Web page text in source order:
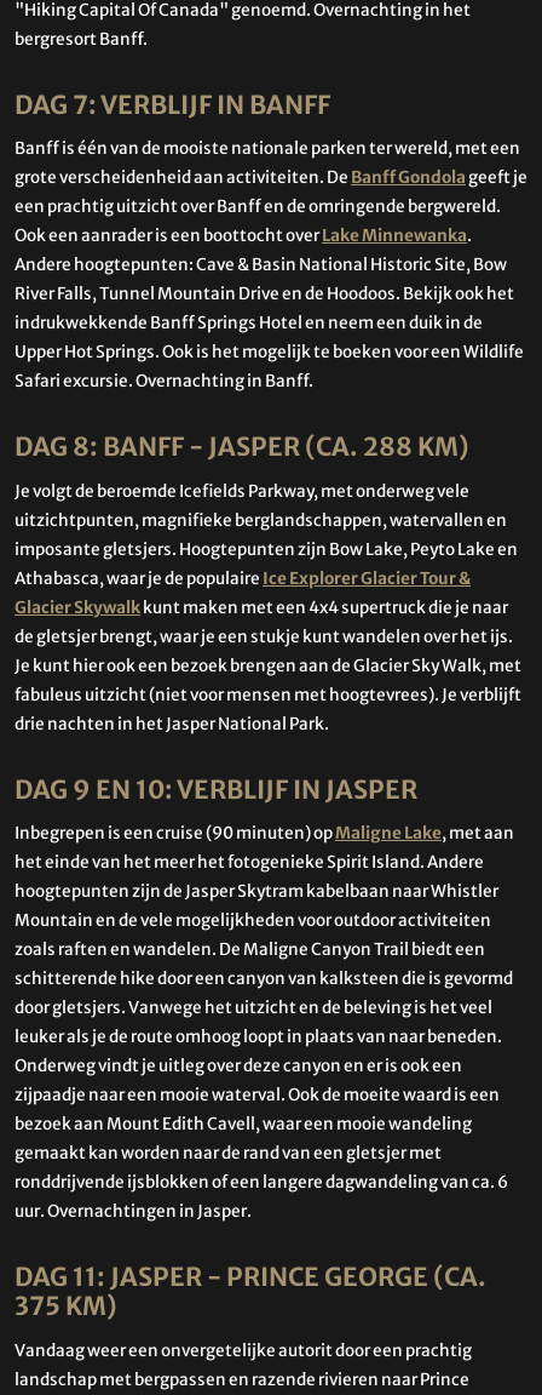
"Hiking Capital Of Canada" genoemd. Overnachting in het
bergresort Banff.
DAG 7: VERBLIJF IN BANFF
Banff is één van de mooiste nationale parken ter wereld, met een
grote verscheidenheid aan activiteiten. De Banff Gondolageeft je
een prachtig uitzicht over Banff en de omringende bergwereld.
Ook een aanrader is een boottocht overLake Minnewanka.
Andere hoogtepunten: Cave & Basin National Historic Site, Bow
River Falls, Tunnel Mountain Drive en de Hoodoos. Bekijk ook het
indrukwekkende Banff Springs Hotel en neem een duik in de
Upper Hot Springs. Ook is het mogelijk te boeken voor een Wildlife
Safari excursie. Overnachting in Banff.
DAG 8: BANFF - JASPER (CA. 288 KM)
Je volgt de beroemde Icefields Parkway, met onderweg vele
uitzichtpunten, magnifieke berglandschappen, watervallen en
imposante gletsjers. Hoogtepunten zijn Bow Lake, Peyto Lake en
Athabasca, waar je de populaire Ice Explorer Glacier Tour &
Glacier Skywalk kunt maken met een 4x4 supertruck die je naar
de gletsjer brengt, waar je een stukje kunt wandelen over het ijs.
Je kunt hier ook een bezoek brengen aan de Glacier Sky Walk, met
fabuleus uitzicht (niet voor mensen met hoogtevrees). Je verblijft
drie nachten in het Jasper National Park.
DAG 9 EN 10: VERBLIJF IN JASPER
Inbegrepen is een cruise (90 minuten) opMaligne Lake, met aan
het einde van het meer het fotogenieke Spirit Island. Andere
hoogtepunten zijn de Jasper Skytram kabelbaan naar Whistler
Mountain en de vele mogelijkheden voor outdoor activiteiten
zoals raften en wandelen. De Maligne Canyon Trail biedt een
schitterende hike door een canyon van kalksteen die is gevormd
door gletsjers. Vanwege het uitzicht en de beleving is het veel
leuker als je de route omhoog loopt in plaats van naar beneden.
Onderweg vindt je uitleg over deze canyon en er is ook een
zijpaadje naar een mooie waterval. Ook de moeite waard is een
bezoek aan Mount Edith Cavell, waar een mooie wandeling
gemaakt kan worden naar de rand van een gletsjer met
ronddrijvende ijsblokken of een langere dagwandeling van ca. 6
uur. Overnachtingen in Jasper.
DAG 11: JASPER - PRINCE GEORGE (CA.
375 KM)
Vandaag weer een onvergetelijke autorit door een prachtig
landschap met bergpassen en razende rivieren naar Prince